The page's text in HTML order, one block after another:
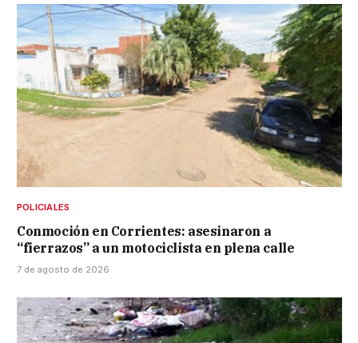
POLICIALES
Conmoción en Corrientes: asesinaron a
“fierrazos” a un motociclista en plena calle
7 de agosto de 2026